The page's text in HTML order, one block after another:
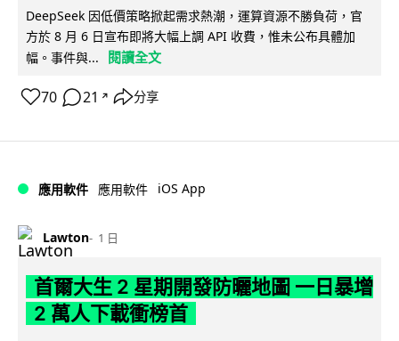
DeepSeek 因低價策略掀起需求熱潮，運算資源不勝負荷，官
方於 8 月 6 日宣布即將大幅上調 API 收費，惟未公布具體加
幅。事件與...
閱讀全文
70 21 ↗ 分享
應用軟件 應用軟件 iOS App
Lawton 1 日
首爾大生 2 星期開發防曬地圖 一日暴增
2 萬人下載衝榜首